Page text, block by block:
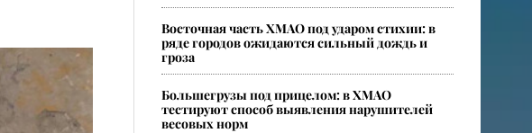
​Восточная часть ХМАО под ударом стихии: в
ряде городов ожидаются сильный дождь и
гроза
​Большегрузы под прицелом: в ХМАО
тестируют способ выявления нарушителей
весовых норм